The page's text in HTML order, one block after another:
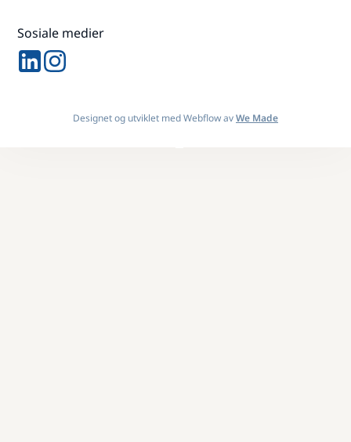
Sosiale medier
Designet og utviklet med Webflow avWe Made